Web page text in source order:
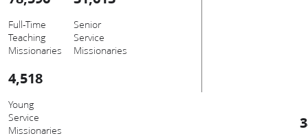
Full-Time
Teaching
Missionaries
Senior
Service
Missionaries
4,518
Young
Service
Missionaries